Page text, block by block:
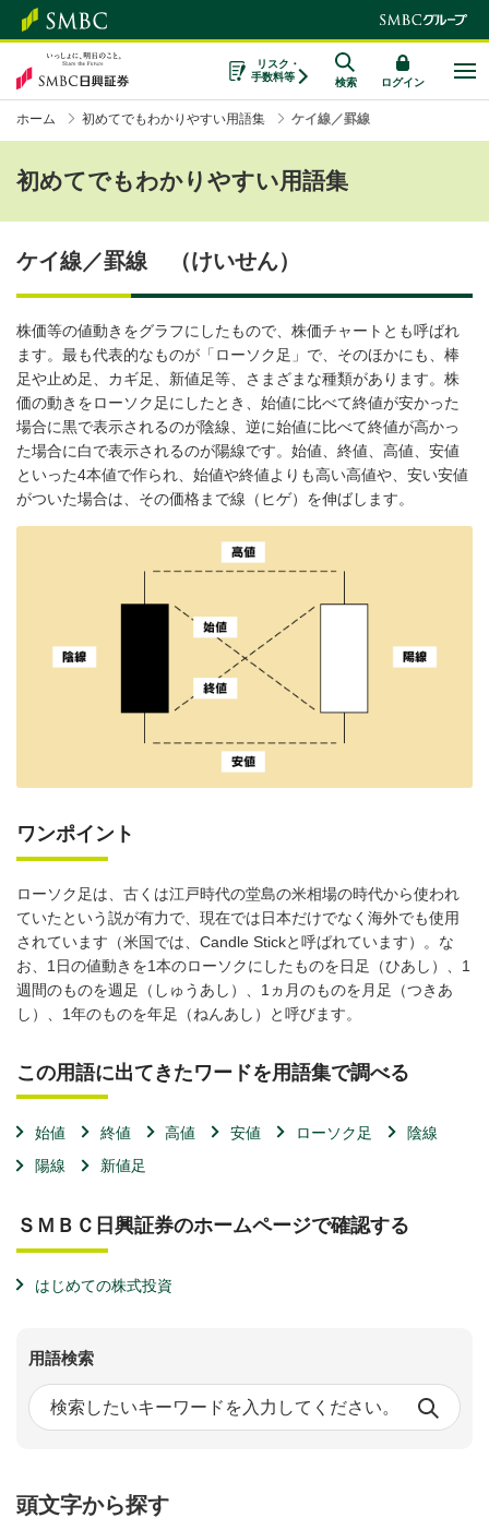
リスク・
手数料等
検索 ログイン
ホーム 初めてでもわかりやすい用語集 ケイ線／罫線
初めてでもわかりやすい用語集
ケイ線／罫線 （けいせん）
株価等の値動きをグラフにしたもので、株価チャートとも呼ばれ
ます。最も代表的なものが「ローソク足」で、そのほかにも、棒
足や止め足、カギ足、新値足等、さまざまな種類があります。株
価の動きをローソク足にしたとき、始値に比べて終値が安かった
場合に黒で表示されるのが陰線、逆に始値に比べて終値が高かっ
た場合に白で表示されるのが陽線です。始値、終値、高値、安値
といった4本値で作られ、始値や終値よりも高い高値や、安い安値
がついた場合は、その価格まで線（ヒゲ）を伸ばします。
ワンポイント
ローソク足は、古くは江戸時代の堂島の米相場の時代から使われ
ていたという説が有力で、現在では日本だけでなく海外でも使用
されています（米国では、Candle Stickと呼ばれています）。な
お、1日の値動きを1本のローソクにしたものを日足（ひあし）、1
週間のものを週足（しゅうあし）、1ヵ月のものを月足（つきあ
し）、1年のものを年足（ねんあし）と呼びます。
この用語に出てきたワードを用語集で調べる
始値 終値 高値 安値 ローソク足
陰線
陽線
新値足
ＳＭＢＣ日興証券のホームページで確認する
はじめての株式投資
用語検索
頭文字から探す